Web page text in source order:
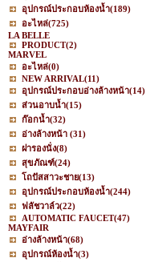
อุปกรณ์ประกอบห้องน้ำ(189)
อะไหล่(725)
LA BELLE
PRODUCT(2)
MARVEL
อะไหล่(0)
NEW ARRIVAL(11)
อุปกรณ์ประกอบอ่างล้างหน้า(14)
ส่วนอาบน้ำ(15)
ก๊อกน้ำ(32)
อ่างล้างหน้า (31)
ฝารองนั่ง(8)
สุขภัณฑ์(24)
โถปัสสาวะชาย(13)
อุปกรณ์ประกอบห้องน้ำ(244)
ฟลัชวาล์ว(22)
AUTOMATIC FAUCET(47)
MAYFAIR
อ่างล้างหน้า(68)
อุปกรณ์ห้องน้ำ(3)